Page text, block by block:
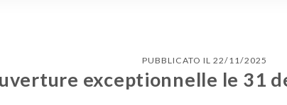
PUBBLICATO IL 22/11/2025
exceptionnelle le 31